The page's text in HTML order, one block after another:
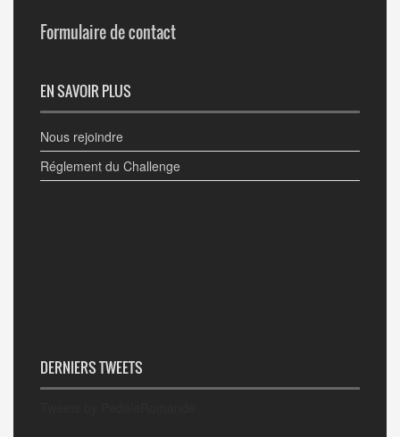
Formulaire de contact
EN SAVOIR PLUS
Nous rejoindre
Réglement du Challenge
DERNIERS TWEETS